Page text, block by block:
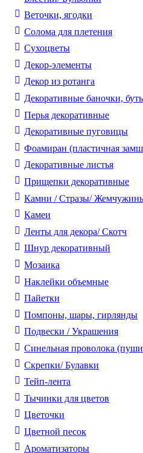
Веточки, ягодки
Солома для плетения
Cухоцветы
Декор-элементы
Декор из ротанга
Декоративные баночки,
Перья декоративные
Декоративные пуговицы
Фоамиран (пластичная
Декоративные листья
Прищепки декоративные
Камни / Cтразы/
Камеи
Ленты для декора/ Скотч
Шнур декоративный
Мозаика
Наклейки объемные
Пайетки
Помпоны, шары, гирлянды
Подвески / Украшения
Синельная проволока
Скрепки/ Булавки
Тейп-лента
Тычинки для цветов
Цветочки
Цветной песок
Ароматизаторы